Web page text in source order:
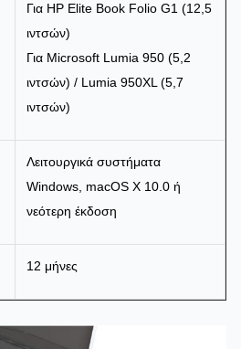
Για HP Elite Book Folio G1 (12,5
ιντσών)
Για Microsoft Lumia 950 (5,2
ιντσών) / Lumia 950XL (5,7
ιντσών)
Λειτουργικά συστήματα
Windows, macOS X 10.0 ή
νεότερη έκδοση
12 μήνες